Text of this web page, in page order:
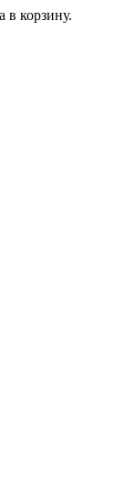
в корзину.